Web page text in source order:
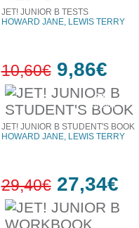
7%
έκπτωση
JET! JUNIOR B TESTS
HOWARD JANE, LEWIS TERRY
10,60€ 9,86€
JET! JUNIOR B STUDENT'S BOOK
HOWARD JANE, LEWIS TERRY
29,40€ 27,34€